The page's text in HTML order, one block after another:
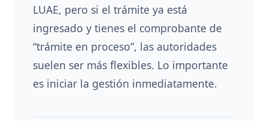
LUAE, pero si el trámite ya está
ingresado y tienes el comprobante de
“trámite en proceso”, las autoridades
suelen ser más flexibles. Lo importante
es iniciar la gestión inmediatamente.